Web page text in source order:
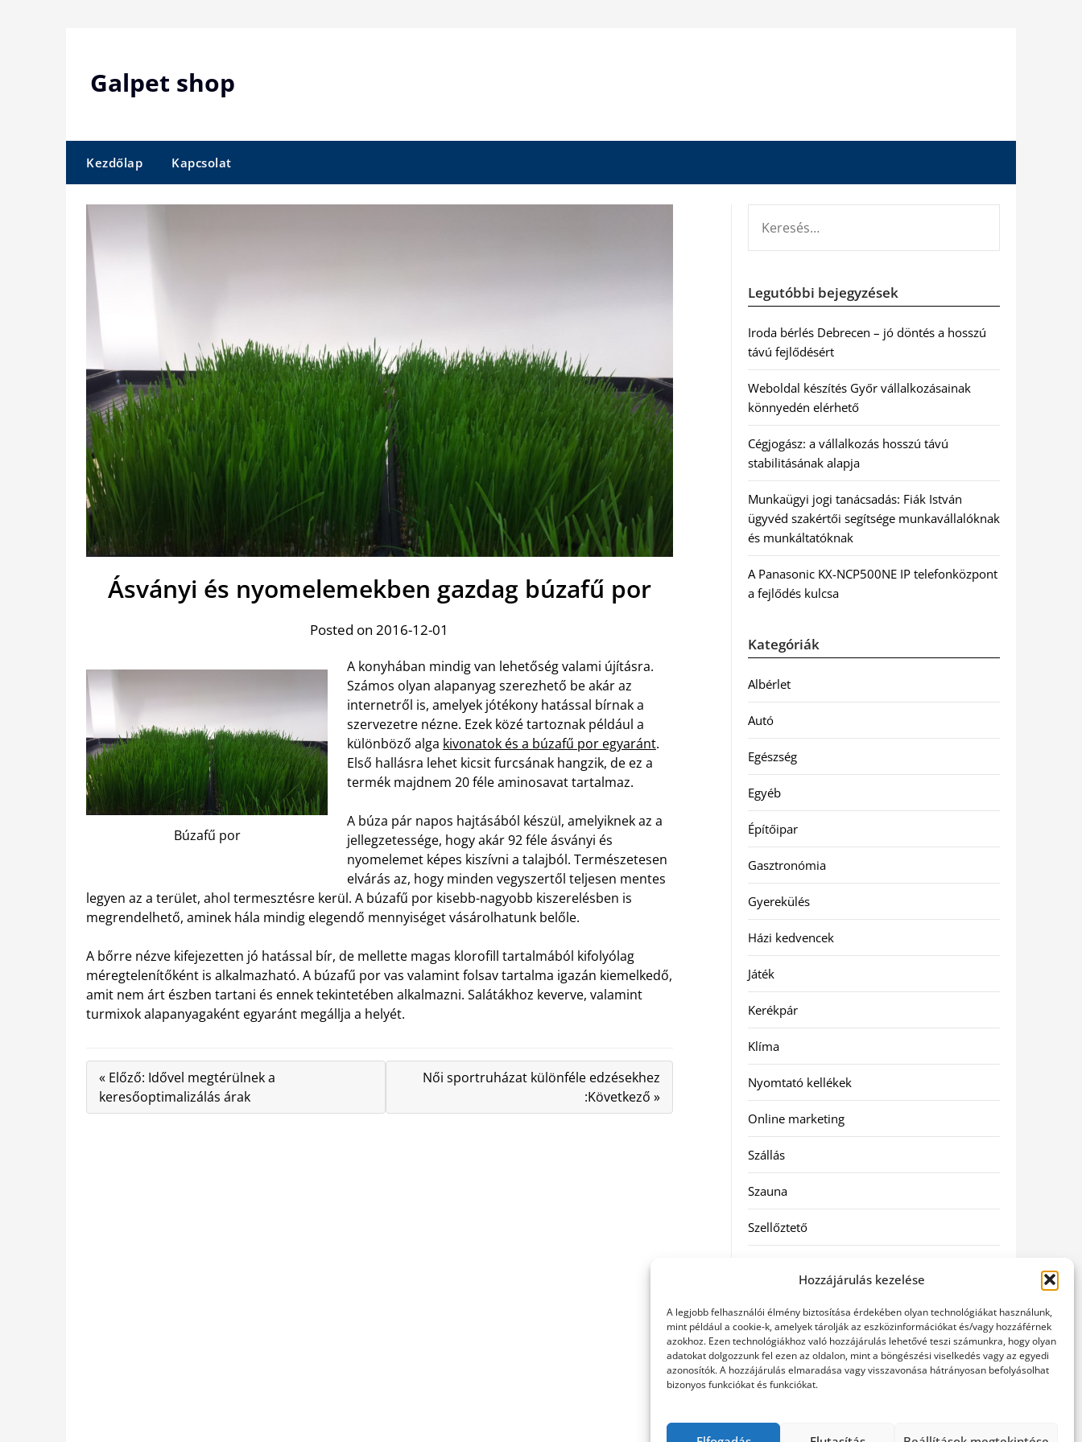
Hozzájárulás kezelése
A legjobb felhasználói élmény biztosítása érdekében olyan technológiákat használunk,
mint például a cookie-k, amelyek tárolják az eszközinformációkat és/vagy hozzáférnek
azokhoz. Ezen technológiákhoz való hozzájárulás lehetővé teszi számunkra, hogy olyan
adatokat dolgozzunk fel ezen az oldalon, mint a böngészési viselkedés vagy az egyedi
azonosítók. A hozzájárulás elmaradása vagy visszavonása hátrányosan befolyásolhat
bizonyos funkciókat és funkciókat.
Galpet shop
Kezdőlap Kapcsolat
Ásványi és nyomelemekben gazdag búzafű por
Posted on 2016-12-01
Búzafű por
A konyhában mindig van lehetőség valami újításra.
Számos olyan alapanyag szerezhető be akár az
internetről is, amelyek jótékony hatással bírnak a
szervezetre nézne. Ezek közé tartoznak például a
különböző alga kivonatok és a búzafű por egyaránt.
Első hallásra lehet kicsit furcsának hangzik, de ez a
termék majdnem 20 féle aminosavat tartalmaz.
A búza pár napos hajtásából készül, amelyiknek az a
jellegzetessége, hogy akár 92 féle ásványi és
nyomelemet képes kiszívni a talajból. Természetesen
elvárás az, hogy minden vegyszertől teljesen mentes
legyen az a terület, ahol termesztésre kerül. A búzafű por kisebb-nagyobb kiszerelésben is
megrendelhető, aminek hála mindig elegendő mennyiséget vásárolhatunk belőle.
A bőrre nézve kifejezetten jó hatással bír, de mellette magas klorofill tartalmából kifolyólag
méregtelenítőként is alkalmazható. A búzafű por vas valamint folsav tartalma igazán kiemelkedő,
amit nem árt észben tartani és ennek tekintetében alkalmazni. Salátákhoz keverve, valamint
turmixok alapanyagaként egyaránt megállja a helyét.
« Előző: Idővel megtérülnek a
keresőoptimalizálás árak
Női sportruházat különféle edzésekhez
:Következő »
Legutóbbi bejegyzések
Iroda bérlés Debrecen – jó döntés a hosszú
távú fejlődésért
Weboldal készítés Győr vállalkozásainak
könnyedén elérhető
Cégjogász: a vállalkozás hosszú távú
stabilitásának alapja
Munkaügyi jogi tanácsadás: Fiák István
ügyvéd szakértői segítsége munkavállalóknak
és munkáltatóknak
A Panasonic KX-NCP500NE IP telefonközpont
a fejlődés kulcsa
Kategóriák
Albérlet
Autó
Egészség
Egyéb
Építőipar
Gasztronómia
Gyerekülés
Házi kedvencek
Játék
Kerékpár
Klíma
Nyomtató kellékek
Online marketing
Szállás
Szauna
Szellőztető
Utazás
Vásárlás